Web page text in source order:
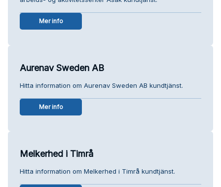
Mer info
Aurenav Sweden AB
Hitta information om Aurenav Sweden AB kundtjänst.
Mer info
Melkerhed i Timrå
Hitta information om Melkerhed i Timrå kundtjänst.